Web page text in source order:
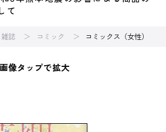
て
誌 コミック コミックス（女性）
画像タップで拡大